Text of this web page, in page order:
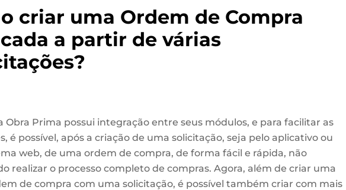
criar uma Ordem de Compra
a partir de várias
Obra Prima possui integração entre seus módulos, e para facilitar as
é possível, após a criação de uma solicitação, seja pelo aplicativo ou
web, de uma ordem de compra, de forma fácil e rápida, não
realizar o processo completo de compras. Agora, além de criar uma
de compra com uma solicitação, é possível também criar com mais